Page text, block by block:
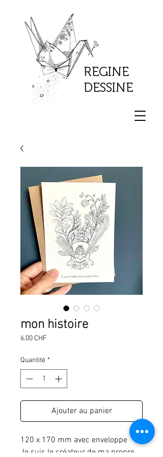
REGINE
DESSINE
mon histoire
6.00 CHF
Quantité *
Ajouter au panier
120 x 170 mm avec enveloppe
Je suis le créateur de ma propre